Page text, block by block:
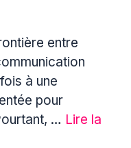
entre
à une
pour
… Lire la